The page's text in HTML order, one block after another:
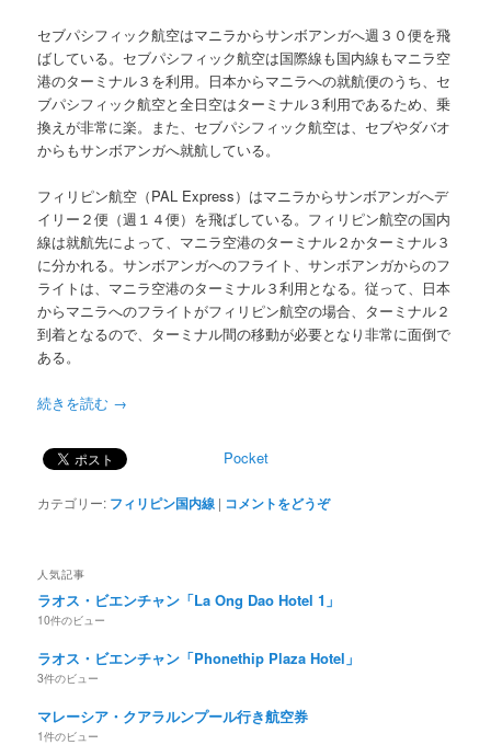
セブパシフィック航空はマニラからサンボアンガへ週３０便を飛
ばしている。セブパシフィック航空は国際線も国内線もマニラ空
港のターミナル３を利用。日本からマニラへの就航便のうち、セ
ブパシフィック航空と全日空はターミナル３利用であるため、乗
換えが非常に楽。また、セブパシフィック航空は、セブやダバオ
からもサンボアンガへ就航している。
フィリピン航空（PAL Express）はマニラからサンボアンガへデ
イリー２便（週１４便）を飛ばしている。フィリピン航空の国内
線は就航先によって、マニラ空港のターミナル２かターミナル３
に分かれる。サンボアンガへのフライト、サンボアンガからのフ
ライトは、マニラ空港のターミナル３利用となる。従って、日本
からマニラへのフライトがフィリピン航空の場合、ターミナル２
到着となるので、ターミナル間の移動が必要となり非常に面倒で
ある。
続きを読む →
Pocket
カテゴリー: フィリピン国内線 | コメントをどうぞ
人気記事
ラオス・ビエンチャン「La Ong Dao Hotel 1」
10件のビュー
ラオス・ビエンチャン「Phonethip Plaza Hotel」
3件のビュー
マレーシア・クアラルンプール行き航空券
1件のビュー